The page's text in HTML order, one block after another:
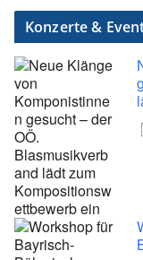
Konzerte &